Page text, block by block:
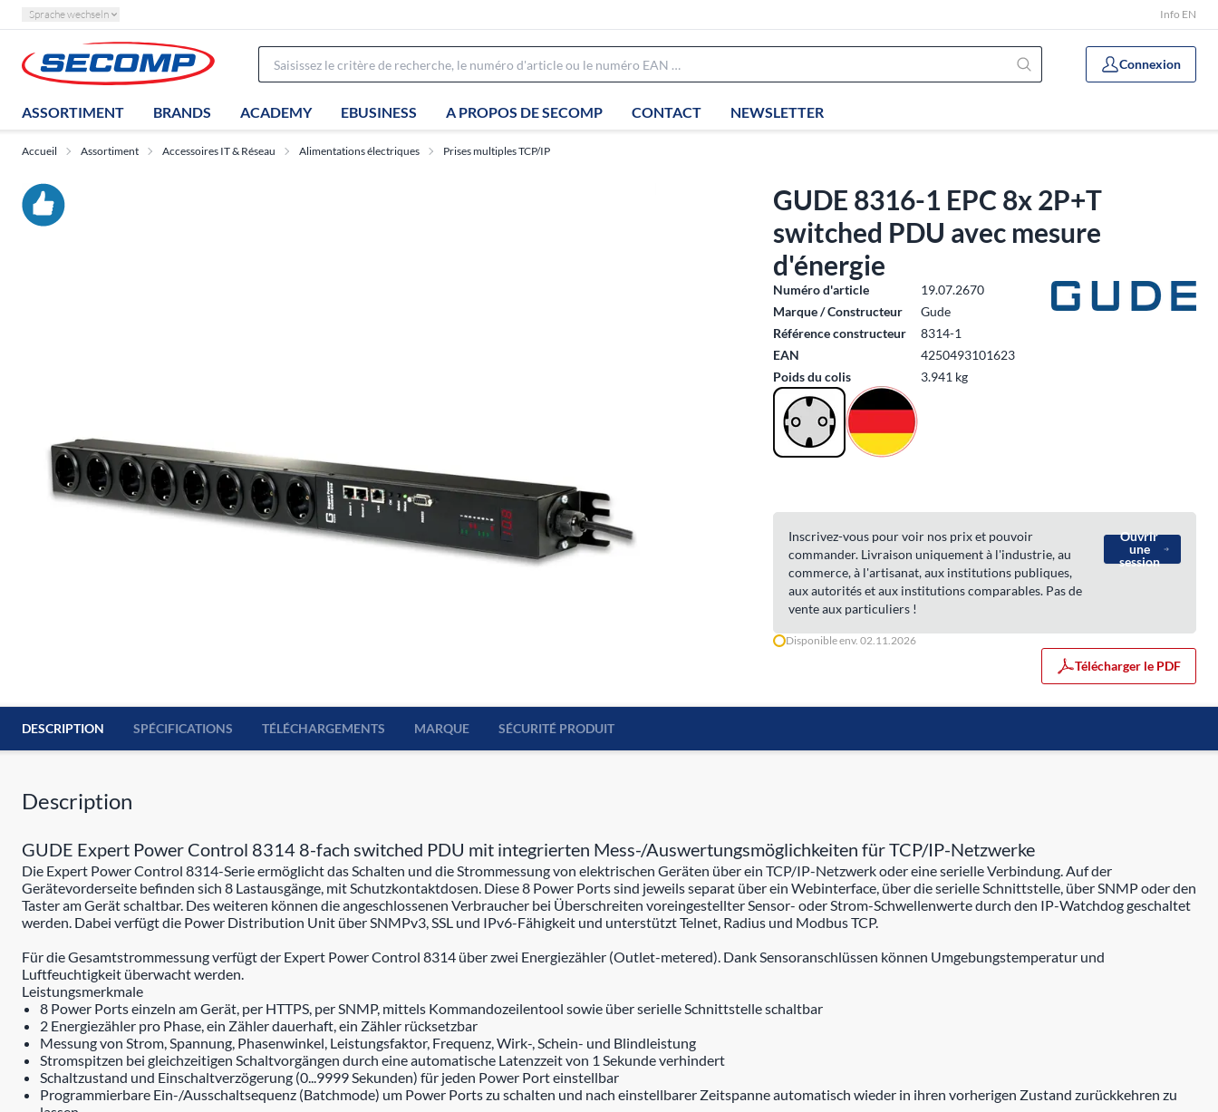
Sprache wechseln Info EN
Connexion
ASSORTIMENT BRANDS ACADEMY EBUSINESS A PROPOS DE SECOMP CONTACT NEWSLETTER
Accueil Assortiment Accessoires IT & Réseau Alimentations électriques Prises multiples TCP/IP
GUDE 8316-1 EPC 8x 2P+T
switched PDU avec mesure
d'énergie
Numéro d'article
19.07.2670
Marque / Constructeur
Gude
Référence constructeur
8314-1
EAN
4250493101623
Poids du colis
3.941 kg
Inscrivez-vous pour voir nos prix et pouvoir
commander. Livraison uniquement à l'industrie, au
commerce, à l'artisanat, aux institutions publiques,
aux autorités et aux institutions comparables. Pas de
vente aux particuliers !
Ouvrir
une
session
Disponible env. 02.11.2026
Télécharger le PDF
DESCRIPTION SPÉCIFICATIONS TÉLÉCHARGEMENTS MARQUE SÉCURITÉ PRODUIT
Description
GUDE Expert Power Control 8314 8-fach switched PDU mit integrierten Mess-/Auswertungsmöglichkeiten für TCP/IP-Netzwerke
Die Expert Power Control 8314-Serie ermöglicht das Schalten und die Strommessung von elektrischen Geräten über ein TCP/IP-Netzwerk oder eine serielle Verbindung. Auf der
Gerätevorderseite befinden sich 8 Lastausgänge, mit Schutzkontaktdosen. Diese 8 Power Ports sind jeweils separat über ein Webinterface, über die serielle Schnittstelle, über SNMP oder den
Taster am Gerät schaltbar. Des weiteren können die angeschlossenen Verbraucher bei Überschreiten voreingestellter Sensor- oder Strom-Schwellenwerte durch den IP-Watchdog geschaltet
werden. Dabei verfügt die Power Distribution Unit über SNMPv3, SSL und IPv6-Fähigkeit und unterstützt Telnet, Radius und Modbus TCP.
Für die Gesamtstrommessung verfügt der Expert Power Control 8314 über zwei Energiezähler (Outlet-metered). Dank Sensoranschlüssen können Umgebungstemperatur und
Luftfeuchtigkeit überwacht werden.
Leistungsmerkmale
8 Power Ports einzeln am Gerät, per HTTPS, per SNMP, mittels Kommandozeilentool sowie über serielle Schnittstelle schaltbar
2 Energiezähler pro Phase, ein Zähler dauerhaft, ein Zähler rücksetzbar
Messung von Strom, Spannung, Phasenwinkel, Leistungsfaktor, Frequenz, Wirk-, Schein- und Blindleistung
Stromspitzen bei gleichzeitigen Schaltvorgängen durch eine automatische Latenzzeit von 1 Sekunde verhindert
Schaltzustand und Einschaltverzögerung (0...9999 Sekunden) für jeden Power Port einstellbar
Programmierbare Ein-/Ausschaltsequenz (Batchmode) um Power Ports zu schalten und nach einstellbarer Zeitspanne automatisch wieder in ihren vorherigen Zustand zurückkehren zu